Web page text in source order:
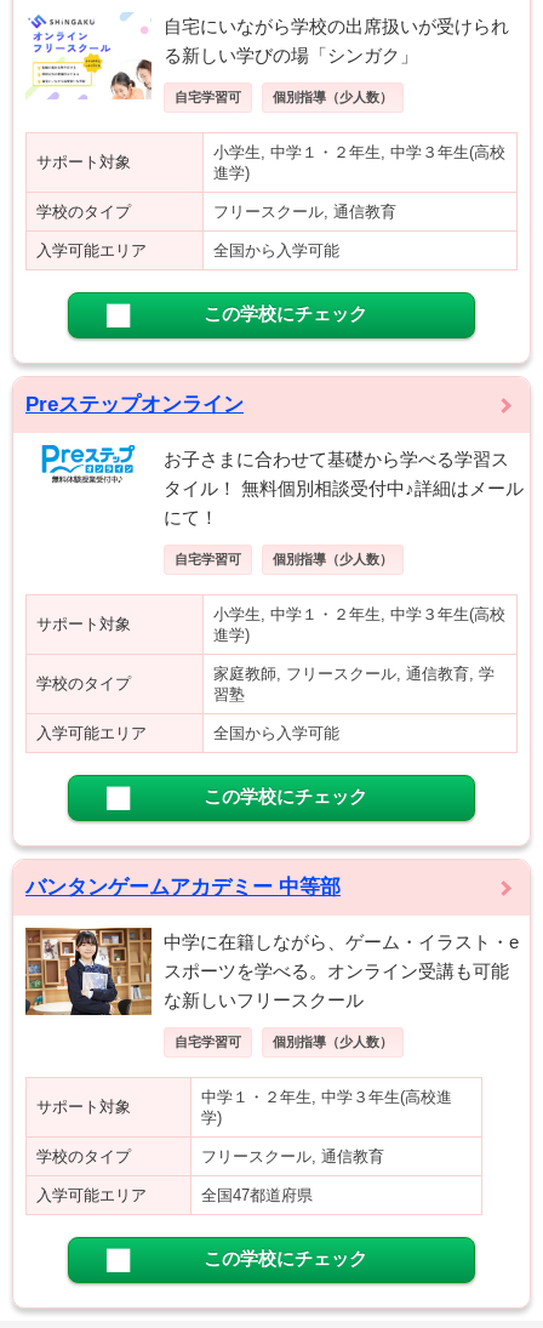
自宅にいながら学校の出席扱いが受けられ
る新しい学びの場「シンガク」
自宅学習可 個別指導（少人数）
サポート対象
小学生, 中学１・２年生, 中学３年生(高校
進学)
学校のタイプ フリースクール, 通信教育
入学可能エリア 全国から入学可能
この学校にチェック
Preステップオンライン
お子さまに合わせて基礎から学べる学習ス
タイル！ 無料個別相談受付中♪詳細はメール
にて！
自宅学習可 個別指導（少人数）
サポート対象
小学生, 中学１・２年生, 中学３年生(高校
進学)
学校のタイプ
家庭教師, フリースクール, 通信教育, 学
習塾
入学可能エリア 全国から入学可能
この学校にチェック
バンタンゲームアカデミー 中等部
中学に在籍しながら、ゲーム・イラスト・e
スポーツを学べる。オンライン受講も可能
な新しいフリースクール
自宅学習可 個別指導（少人数）
サポート対象
中学１・２年生, 中学３年生(高校進
学)
学校のタイプ フリースクール, 通信教育
入学可能エリア 全国47都道府県
この学校にチェック